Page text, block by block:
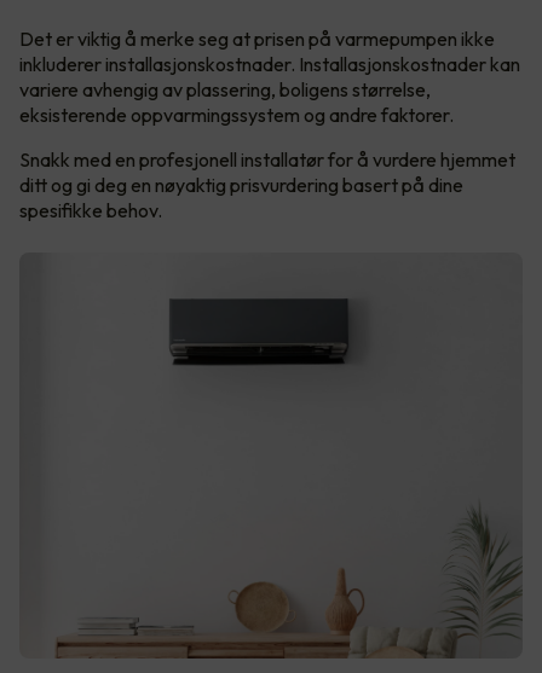
Det er viktig å merke seg at prisen på varmepumpen ikke
inkluderer installasjonskostnader. Installasjonskostnader kan
variere avhengig av plassering, boligens størrelse,
eksisterende oppvarmingssystem og andre faktorer.
Snakk med en profesjonell installatør for å vurdere hjemmet
ditt og gi deg en nøyaktig prisvurdering basert på dine
spesifikke behov.